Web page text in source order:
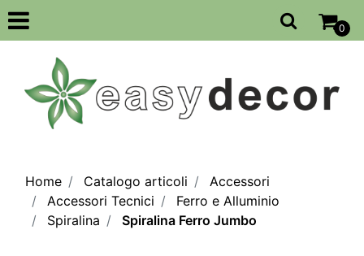
Open
0
Home Catalogo articoli
Accessori
Accessori Tecnici
Ferro e Alluminio
Spiralina
Spiralina Ferro Jumbo